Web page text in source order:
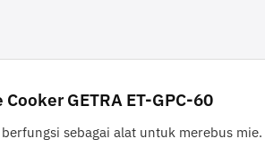
GETRA ET-GPC-60
sebagai alat untuk merebus mie.